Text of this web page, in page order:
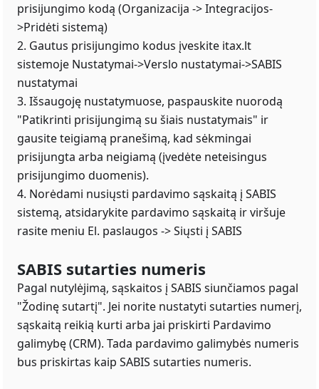
prisijungimo kodą (Organizacija -> Integracijos-
>Pridėti sistemą)
2. Gautus prisijungimo kodus įveskite itax.lt
sistemoje Nustatymai->Verslo nustatymai->SABIS
nustatymai
3. Išsaugoję nustatymuose, paspauskite nuorodą
"Patikrinti prisijungimą su šiais nustatymais" ir
gausite teigiamą pranešimą, kad sėkmingai
prisijungta arba neigiamą (įvedėte neteisingus
prisijungimo duomenis).
4. Norėdami nusiųsti pardavimo sąskaitą į SABIS
sistemą, atsidarykite pardavimo sąskaitą ir viršuje
rasite meniu El. paslaugos -> Siųsti į SABIS
SABIS sutarties numeris
Pagal nutylėjimą, sąskaitos į SABIS siunčiamos pagal
"Žodinę sutartį". Jei norite nustatyti sutarties numerį,
sąskaitą reikią kurti arba jai priskirti Pardavimo
galimybę (CRM). Tada pardavimo galimybės numeris
bus priskirtas kaip SABIS sutarties numeris.